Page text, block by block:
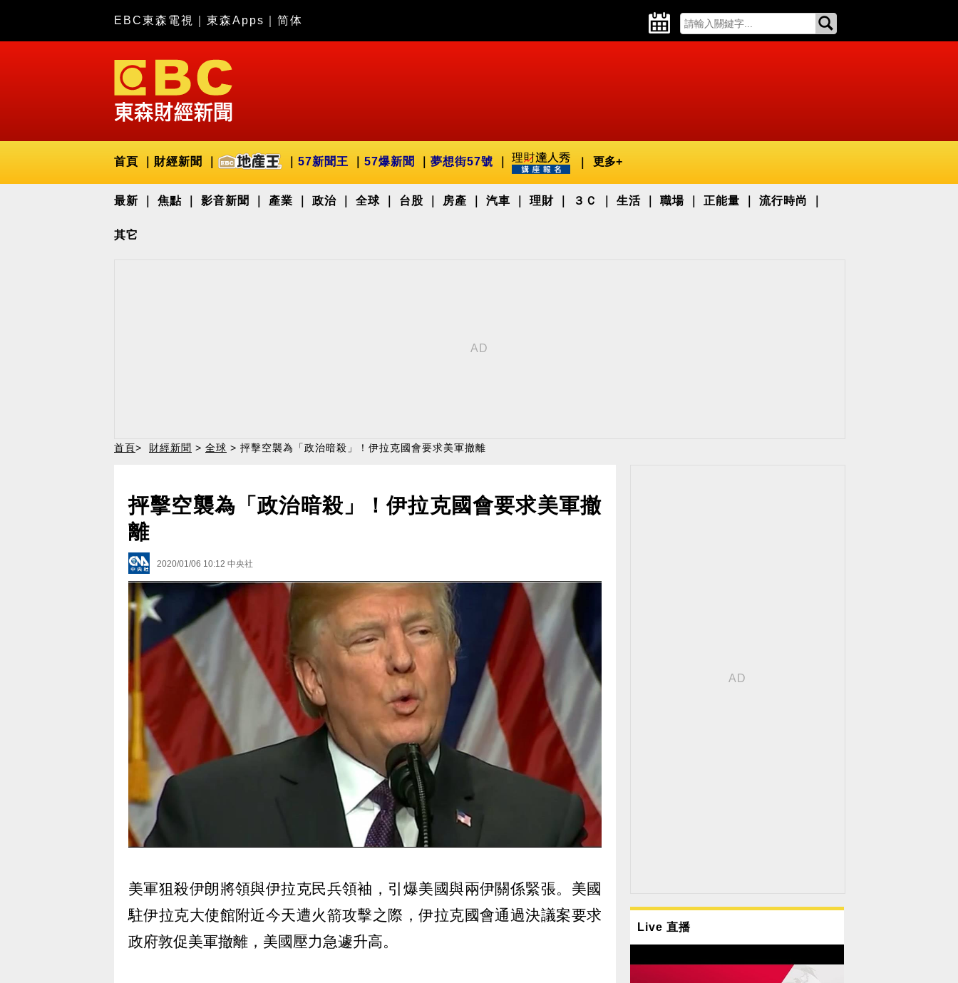
EBC東森電視 東森Apps 简体
首頁 財經新聞 57新聞王 57爆新聞 夢想街57號 更多+
最新 焦點 影音新聞 產業 政治 全球 台股 房產 汽車 理財 ３Ｃ 生活 職場 正能量 流行時尚
其它
首頁> 財經新聞 > 全球 > 抨擊空襲為「政治暗殺」！伊拉克國會要求美軍撤離
抨擊空襲為「政治暗殺」！伊拉克國會要求美軍撤
離
2020/01/06 10:12 中央社
美軍狙殺伊朗將領與伊拉克民兵領袖，引爆美國與兩伊關係緊張。美國
駐伊拉克大使館附近今天遭火箭攻擊之際，伊拉克國會通過決議案要求
政府敦促美軍撤離，美國壓力急遽升高。
Live 直播